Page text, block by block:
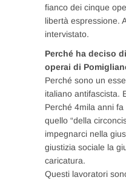
fianco dei cinque
libertà espressione.
intervistato.
Perché ha deciso
operai di
Perché sono un
italiano antifascista.
Perché 4mila anni
quello “della
impegnarci nella
giustizia sociale la
caricatura.
Questi lavoratori